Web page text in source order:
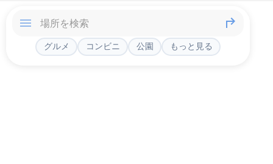
グルメ コンビニ 公園 もっと見る